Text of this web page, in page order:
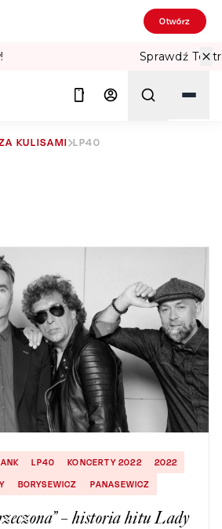
Otwórz
Teatralne Lato w PKiN! 🏛️
KULISAMI LP40
LP40 KONCERTY 2022
2022
BORYSEWICZ PANASEWICZ
– historia hitu Lady